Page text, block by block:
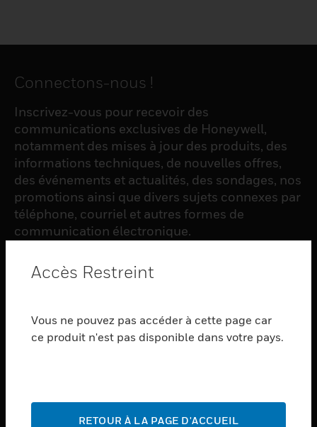
Connectons-nous !
Inscrivez-vous pour recevoir des
communications exclusives de Honeywell,
notamment des mises à jour des produits, des
informations techniques, de nouvelles offres,
des événements et actualités, des sondages, nos
promotions ainsi que divers sujets connexes par
téléphone, courriel et autres formes de
communication électronique.
S'INSCRIRE
PRODUCTS
toggle view
Accès Restreint
Vous ne pouvez pas accéder à cette page car
ce produit n'est pas disponible dans votre pays.
RETOUR À LA PAGE D'ACCUEIL